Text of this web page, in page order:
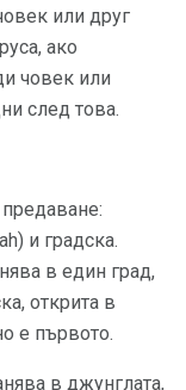
или друг
ако
човек или
след това.
и градска.
в един град,
открита в
е първото.
в джунглата,